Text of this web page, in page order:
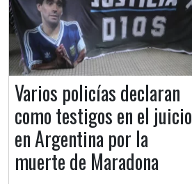
Varios policías declaran
como testigos en el juicio
en Argentina por la
muerte de Maradona